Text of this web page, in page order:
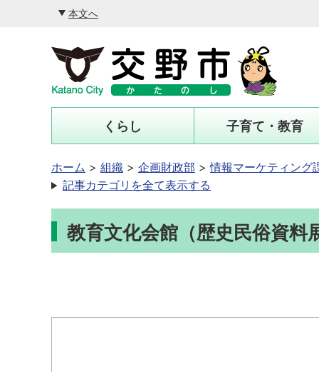
本文へ
くらし 子育て・教育
ホーム 組織 企画財政部
情報マーケティング
記事カテゴリを全て表示する
教育文化会館（歴史民俗資料